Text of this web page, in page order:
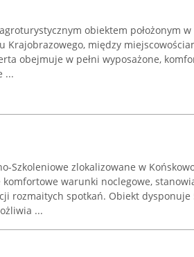
obiektem położonym
Krajobrazowego, między
obejmuje w pełni wyposażone,
...
Szkoleniowe zlokalizowane w
komfortowe warunki noclegowe,
rozmaitych spotkań. Obiekt dysponuje
...